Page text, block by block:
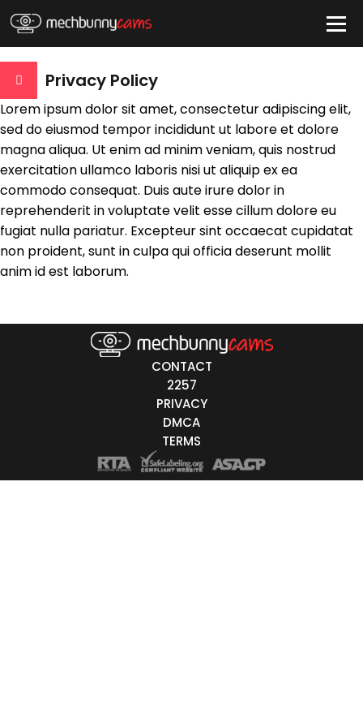
QUICK LINKS
Live/Online
Offline
Couple
Female
Male
Trans
18-19
20-29
30-39
40-49
50-59
60+
White
Black
Asian
Latino
East-Indian
Native
Islander
Other
Privacy Policy
Lorem ipsum dolor sit amet, consectetur adipiscing elit,
sed do eiusmod tempor incididunt ut labore et dolore
magna aliqua. Ut enim ad minim veniam, quis nostrud
exercitation ullamco laboris nisi ut aliquip ex ea
commodo consequat. Duis aute irure dolor in
reprehenderit in voluptate velit esse cillum dolore eu
fugiat nulla pariatur. Excepteur sint occaecat cupidatat
non proident, sunt in culpa qui officia deserunt mollit
anim id est laborum.
CONTACT
2257
PRIVACY
DMCA
TERMS